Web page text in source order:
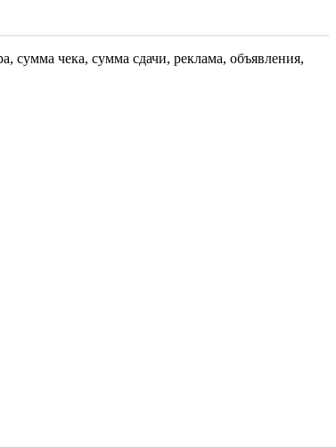
сумма чека, сумма сдачи, реклама, объявления,